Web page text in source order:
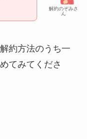
解約のぞみさ
ん
約方法のうち一
てみてくださ